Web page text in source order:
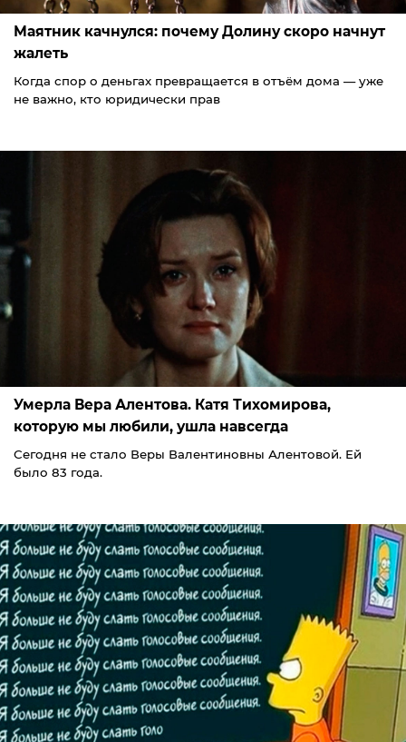
Маятник качнулся: почему Долину скоро начнут
жалеть
Когда спор о деньгах превращается в отъём дома — уже
не важно, кто юридически прав
Умерла Вера Алентова. Катя Тихомирова,
которую мы любили, ушла навсегда
Сегодня не стало Веры Валентиновны Алентовой. Ей
было 83 года.